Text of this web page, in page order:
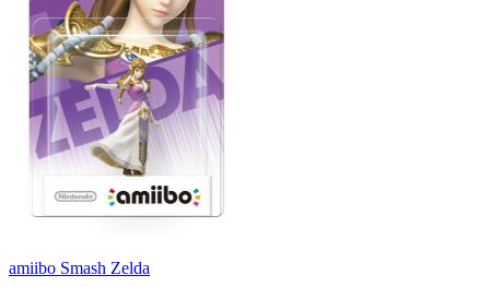
amiibo Smash Zelda